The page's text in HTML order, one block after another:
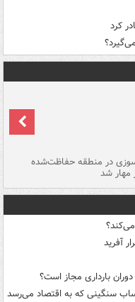
کرد
در منطقه حفاظت‌شده
مهار شد
آفرید
بارداری مجاز است؟
سنگینی که به اقتصاد می‌رسد